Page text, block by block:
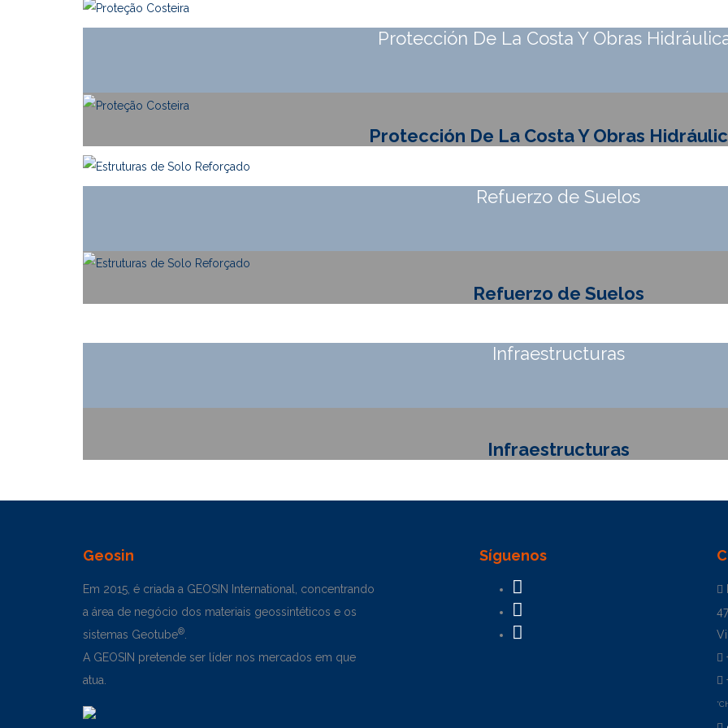
Protección De La Costa Y Obras
Protección De La Costa Y Obras
Refuerzo de Suelos
Refuerzo de Suelos
Infraestructuras
Infraestructuras
Geosin
Em 2015, é criada a GEOSIN International, concentrando
a área de negócio dos materiais geossintéticos e os
sistemas Geotube®.
A GEOSIN pretende ser líder nos mercados em que
atua.
Síguenos